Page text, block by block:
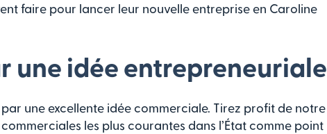
faire pour lancer leur nouvelle entreprise en Caroline
une idée entrepreneuriale
une excellente idée commerciale. Tirez profit de notre
les plus courantes dans l’État comme point